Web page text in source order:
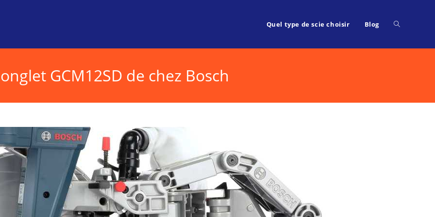
Quel type de scie choisir Blog Toggle
GCM12SD de chez Bosch